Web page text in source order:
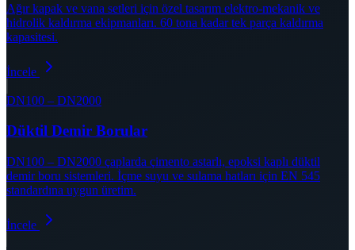
Ağır kapak ve vana setleri için özel tasarım elektro-mekanik ve
hidrolik kaldırma ekipmanları. 60 tona kadar tek parça kaldırma
kapasitesi.
İncele
DN100 – DN2000
Düktil Demir Borular
DN100 – DN2000 çaplarda çimento astarlı, epoksi kaplı düktil
demir boru sistemleri. İçme suyu ve sulama hatları için EN 545
standardına uygun üretim.
İncele